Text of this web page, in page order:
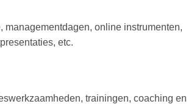
online instrumenten,
etc.
trainingen, coaching en